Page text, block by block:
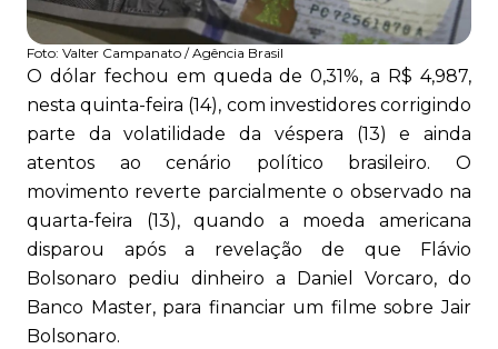
Foto: Valter Campanato / Agência Brasil
O dólar fechou em queda de 0,31%, a R$ 4,987,
nesta quinta-feira (14), com investidores corrigindo
parte da volatilidade da véspera (13) e ainda
atentos ao cenário político brasileiro. O
movimento reverte parcialmente o observado na
quarta-feira (13), quando a moeda americana
disparou após a revelação de que Flávio
Bolsonaro pediu dinheiro a Daniel Vorcaro, do
Banco Master, para financiar um filme sobre Jair
Bolsonaro.